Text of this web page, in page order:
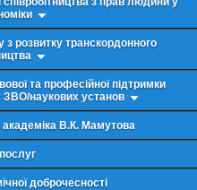
розвитку транскордонного
та професійної підтримки
ЗВО/наукових установ
академіка В.К. Мамутова
доброчесності